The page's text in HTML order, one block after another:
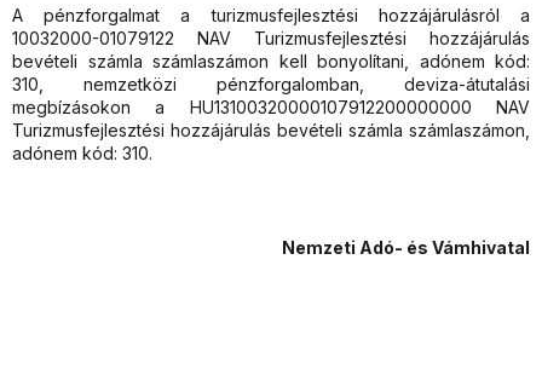
A pénzforgalmat a turizmusfejlesztési hozzájárulásról a
10032000-01079122 NAV Turizmusfejlesztési hozzájárulás
bevételi számla számlaszámon kell bonyolítani, adónem kód:
310, nemzetközi pénzforgalomban, deviza-átutalási
megbízásokon a HU13100320000107912200000000 NAV
Turizmusfejlesztési hozzájárulás bevételi számla számlaszámon,
adónem kód: 310.
Nemzeti Adó- és Vámhivatal